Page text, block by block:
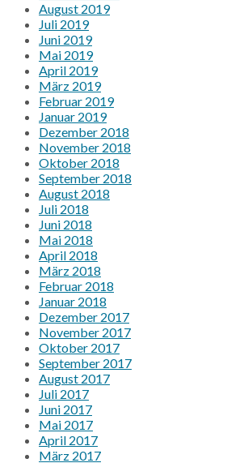
August 2019
Juli 2019
Juni 2019
Mai 2019
April 2019
März 2019
Februar 2019
Januar 2019
Dezember 2018
November 2018
Oktober 2018
September 2018
August 2018
Juli 2018
Juni 2018
Mai 2018
April 2018
März 2018
Februar 2018
Januar 2018
Dezember 2017
November 2017
Oktober 2017
September 2017
August 2017
Juli 2017
Juni 2017
Mai 2017
April 2017
März 2017